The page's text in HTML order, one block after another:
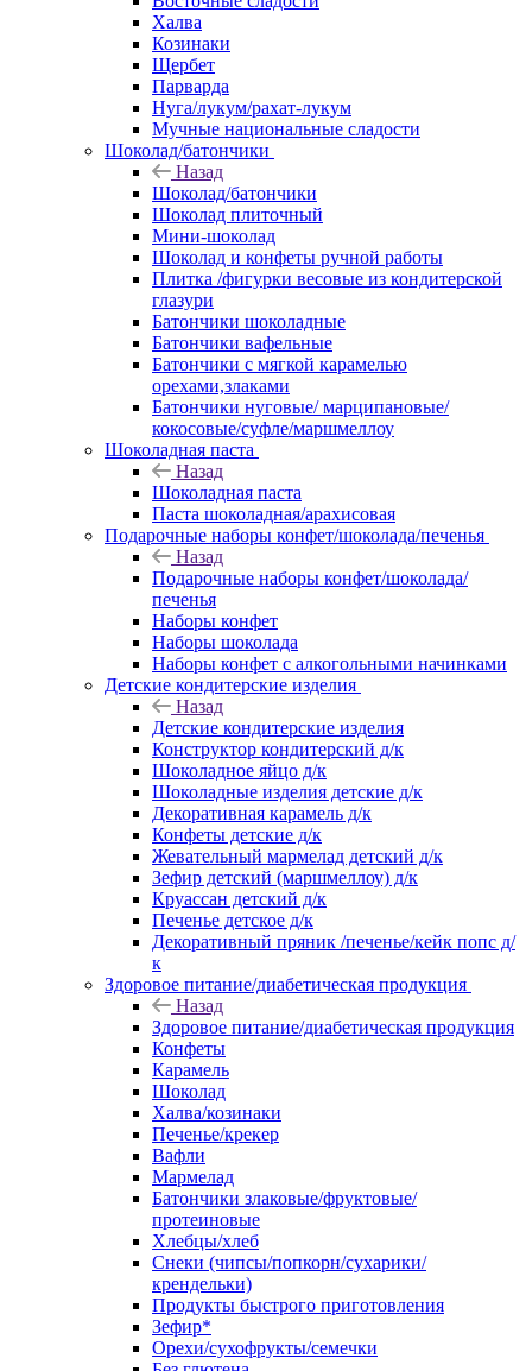
Халва
Козинаки
Щербет
Парварда
Нуга/лукум/рахат-лукум
Мучные национальные сладости
Шоколад/батончики
Назад
Шоколад/батончики
Шоколад плиточный
Мини-шоколад
Шоколад и конфеты ручной работы
Плитка /фигурки весовые из кондитерской
глазури
Батончики шоколадные
Батончики вафельные
Батончики с мягкой карамелью
орехами,злаками
Батончики нуговые/ марципановые/
кокосовые/суфле/маршмеллоу
Шоколадная паста
Назад
Шоколадная паста
Паста шоколадная/арахисовая
Подарочные наборы конфет/шоколада/печенья
Назад
Подарочные наборы конфет/шоколада/
печенья
Наборы конфет
Наборы шоколада
Наборы конфет с алкогольными начинками
Детские кондитерские изделия
Назад
Детские кондитерские изделия
Конструктор кондитерский д/к
Шоколадное яйцо д/к
Шоколадные изделия детские д/к
Декоративная карамель д/к
Конфеты детские д/к
Жевательный мармелад детский д/к
Зефир детский (маршмеллоу) д/к
Круассан детский д/к
Печенье детское д/к
Декоративный пряник /печенье/кейк попс д/
к
Здоровое питание/диабетическая продукция
Назад
Здоровое питание/диабетическая продукция
Конфеты
Карамель
Шоколад
Халва/козинаки
Печенье/крекер
Вафли
Мармелад
Батончики злаковые/фруктовые/
протеиновые
Хлебцы/хлеб
Снеки (чипсы/попкорн/сухарики/
крендельки)
Продукты быстрого приготовления
Зефир*
Орехи/сухофрукты/семечки